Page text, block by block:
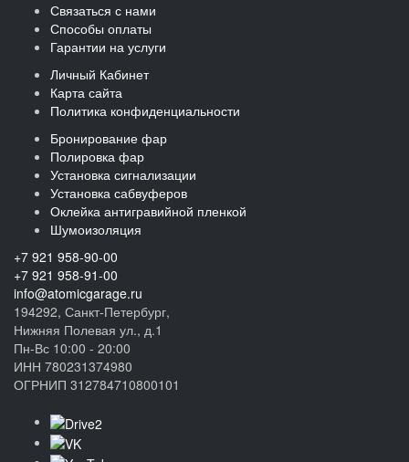
Связаться с нами
Способы оплаты
Гарантии на услуги
Личный Кабинет
Карта сайта
Политика конфиденциальности
Бронирование фар
Полировка фар
Установка сигнализации
Установка сабвуферов
Оклейка антигравийной пленкой
Шумоизоляция
+7 921 958-90-00
+7 921 958-91-00
info@atomicgarage.ru
194292, Санкт-Петербург,
Нижняя Полевая ул., д.1
Пн-Вс 10:00 - 20:00
ИНН 780231374980
ОГРНИП 312784710800101